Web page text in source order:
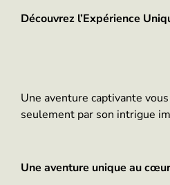
Découvrez l’Expérience
Une aventure captivante
seulement par son intrigue
Une aventure unique au